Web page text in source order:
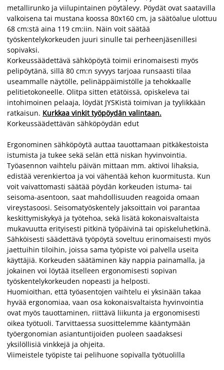
metallirunko ja viilupintainen pöytälevy. Pöydät ovat saatavilla
valkoisena tai mustana koossa 80x160 cm, ja säätöalue ulottuu
68 cm:stä aina 119 cm:iin. Näin voit säätää
työskentelykorkeuden juuri sinulle tai perheenjäsenillesi
sopivaksi.
Korkeussäädettävä sähköpöytä toimii erinomaisesti myös
pelipöytänä, sillä 80 cm:n syvyys tarjoaa runsaasti tilaa
useammalle näytölle, pelinäppäimistölle ja tehokkaalle
pelitietokoneelle. Olitpa sitten etätöissä, opiskeleva tai
intohimoinen pelaaja, löydät JYSKistä toimivan ja tyylikkään
ratkaisun. Kurkkaa vinkit työpöydän valintaan.
Korkeussäädettävän sähköpöydän edut
Ergonominen sähköpöytä auttaa tauottamaan pitkäkestoista
istumista ja tukee sekä selän että niskan hyvinvointia.
Työasennon vaihtelu päivän mittaan mm. aktivoi lihaksia,
edistää verenkiertoa ja voi vähentää kehon kuormitusta. Kun
voit vaivattomasti säätää pöydän korkeuden istuma- tai
seisoma-asentoon, saat mahdollisuuden reagoida omaan
vireystasoosi. Seisomatyöskentely jaksoittain voi parantaa
keskittymiskykyä ja työtehoa, sekä lisätä kokonaisvaltaista
mukavuutta erityisesti pitkinä työpäivinä tai opiskeluhetkinä.
Sähköisesti säädettävä työpöytä soveltuu erinomaisesti myös
jaettuihin tiloihin, joissa sama työpiste voi palvella useita
käyttäjiä. Korkeuden säätäminen käy nappia painamalla, ja
jokainen voi löytää itselleen ergonomisesti sopivan
työskentelykorkeuden nopeasti ja helposti.
Huomioithan, että työasentojen vaihtelu ei yksinään takaa
hyvää ergonomiaa, vaan osa kokonaisvaltaista hyvinvointia
ovat myös tauottaminen, riittävä liikunta ja ergonomisesti
oikea työtuoli. Tarvittaessa suosittelemme kääntymään
työergonomian asiantuntijoiden puoleen saadaksesi
yksilöllisiä vinkkejä ja ohjeita.
Viimeistele työpiste tai pelihuone sopivalla työtuolilla